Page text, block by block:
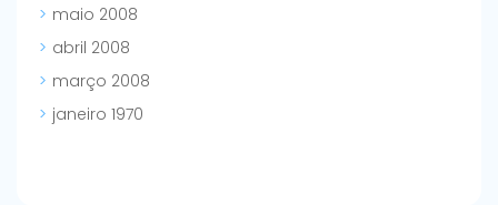
maio 2008
abril 2008
março 2008
janeiro 1970